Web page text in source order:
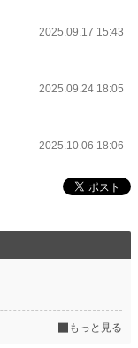
2025.09.17 15:43
2025.09.24 18:05
2025.10.06 18:06
もっと見る